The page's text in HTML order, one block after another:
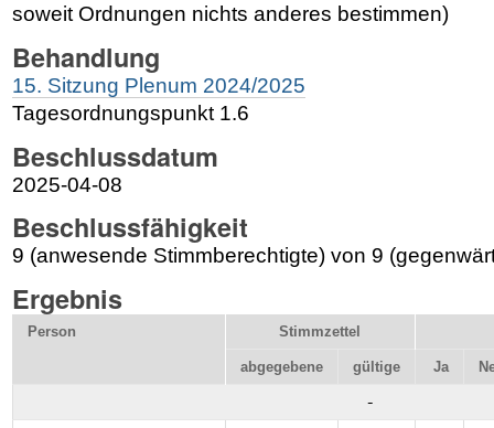
soweit Ordnungen nichts anderes bestimmen)
Behandlung
15. Sitzung Plenum 2024/2025
Tagesordnungspunkt 1.6
Beschlussdatum
2025-04-08
Beschlussfähigkeit
9 (anwesende Stimmberechtigte) von 9
Ergebnis
Person Stimmzettel
abgegebene gültige Ja